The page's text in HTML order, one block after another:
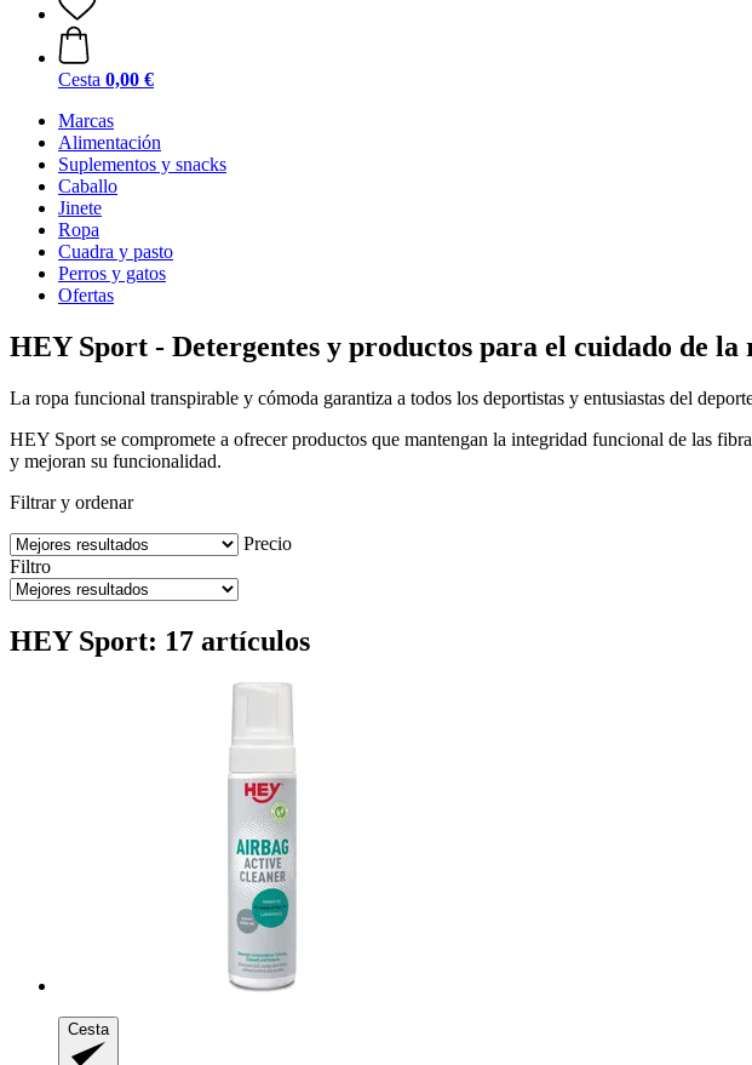
Cesta 0,00 €
Marcas
Alimentación
Suplementos y snacks
Caballo
Jinete
Ropa
Cuadra y pasto
Perros y gatos
Ofertas
HEY Sport - Detergentes y productos para el cuidado de
La ropa funcional transpirable y cómoda garantiza a todos los deportistas y entusiastas del
HEY Sport se compromete a ofrecer productos que mantengan la integridad funcional de las
y mejoran su funcionalidad.
Filtrar y ordenar
Precio
Filtro
HEY Sport: 17 artículos
Cesta